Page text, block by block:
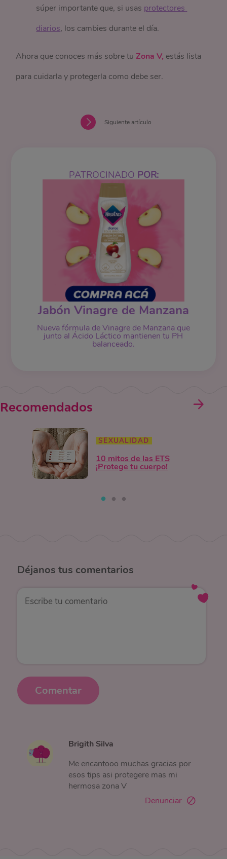
súper importante que, si usas protectores
diarios, los cambies durante el día.
Ahora que conoces más sobre tu Zona V, estás lista
para cuidarla y protegerla como debe ser.
Siguiente artículo
PATROCINADO POR:
Jabón Vinagre de Manzana
Nueva fórmula de Vinagre de Manzana que
junto al Ácido Láctico mantienen tu PH
balanceado.
Recomendados
SEXUALIDAD
10 mitos de las ETS
¡Protege tu cuerpo!
Déjanos tus comentarios
Comentar
Brigith Silva
Me encantooo muchas gracias por
esos tips asi protegere mas mi
hermosa zona V
Denunciar